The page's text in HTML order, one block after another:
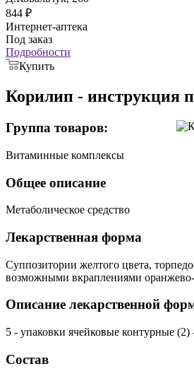
844 ₽
Интернет-аптека
Под заказ
Подробности
Купить
Корилип - инструкция
Группа товаров:
Витаминные комплексы
Общее описание
Метаболическое средство
Лекарственная форма
Суппозитории желтого цвета,
возможными вкраплениями оранжево-
Описание лекарственной
5 - упаковки ячейковые контурные (2)
Состав